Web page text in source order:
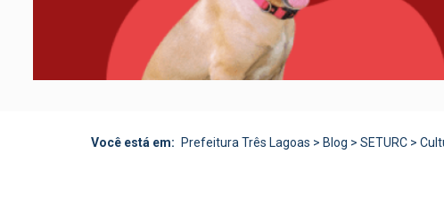
Você está em: Prefeitura Três Lagoas > Blog > SETURC >